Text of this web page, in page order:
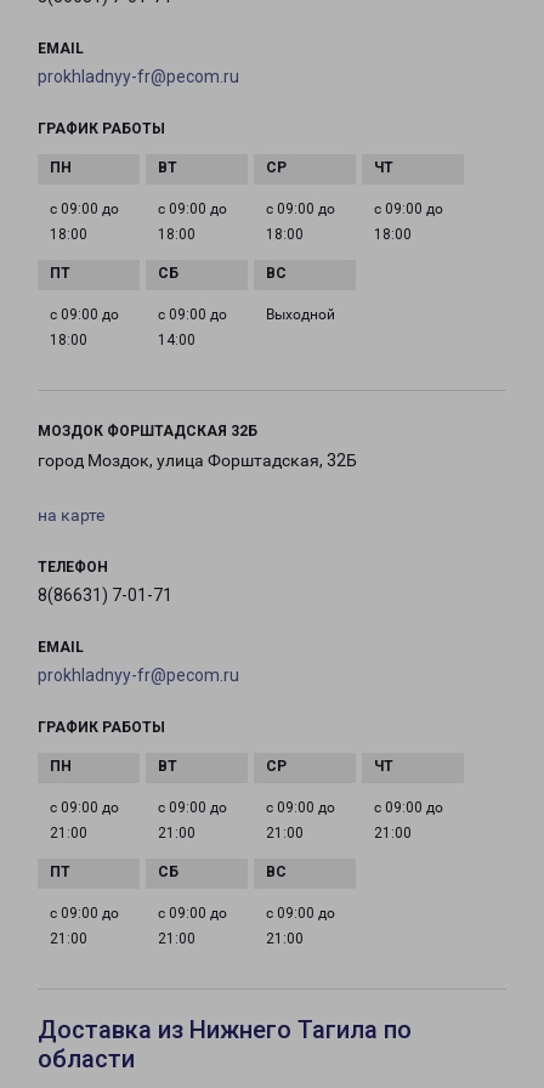
EMAIL
prokhladnyy-fr@pecom.ru
ГРАФИК РАБОТЫ
с 09:00 до
18:00
с 09:00 до
18:00
с 09:00 до
18:00
с 09:00 до
18:00
с 09:00 до
18:00
с 09:00 до
14:00
Выходной
МОЗДОК ФОРШТАДСКАЯ 32Б
город Моздок, улица Форштадская, 32Б
на карте
ТЕЛЕФОН
8(86631) 7-01-71
EMAIL
prokhladnyy-fr@pecom.ru
ГРАФИК РАБОТЫ
с 09:00 до
21:00
с 09:00 до
21:00
с 09:00 до
21:00
с 09:00 до
21:00
с 09:00 до
21:00
с 09:00 до
21:00
с 09:00 до
21:00
Доставка из Нижнего Тагила по
области